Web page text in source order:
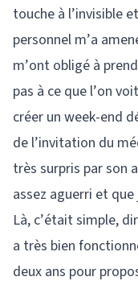
touche à l’invisible
personnel m’a
m’ont obligé à
pas à ce que l’on
créer un week-end
de l’invitation du
très surpris par son
assez aguerri et
Là, c’était simple,
a très bien
deux ans pour